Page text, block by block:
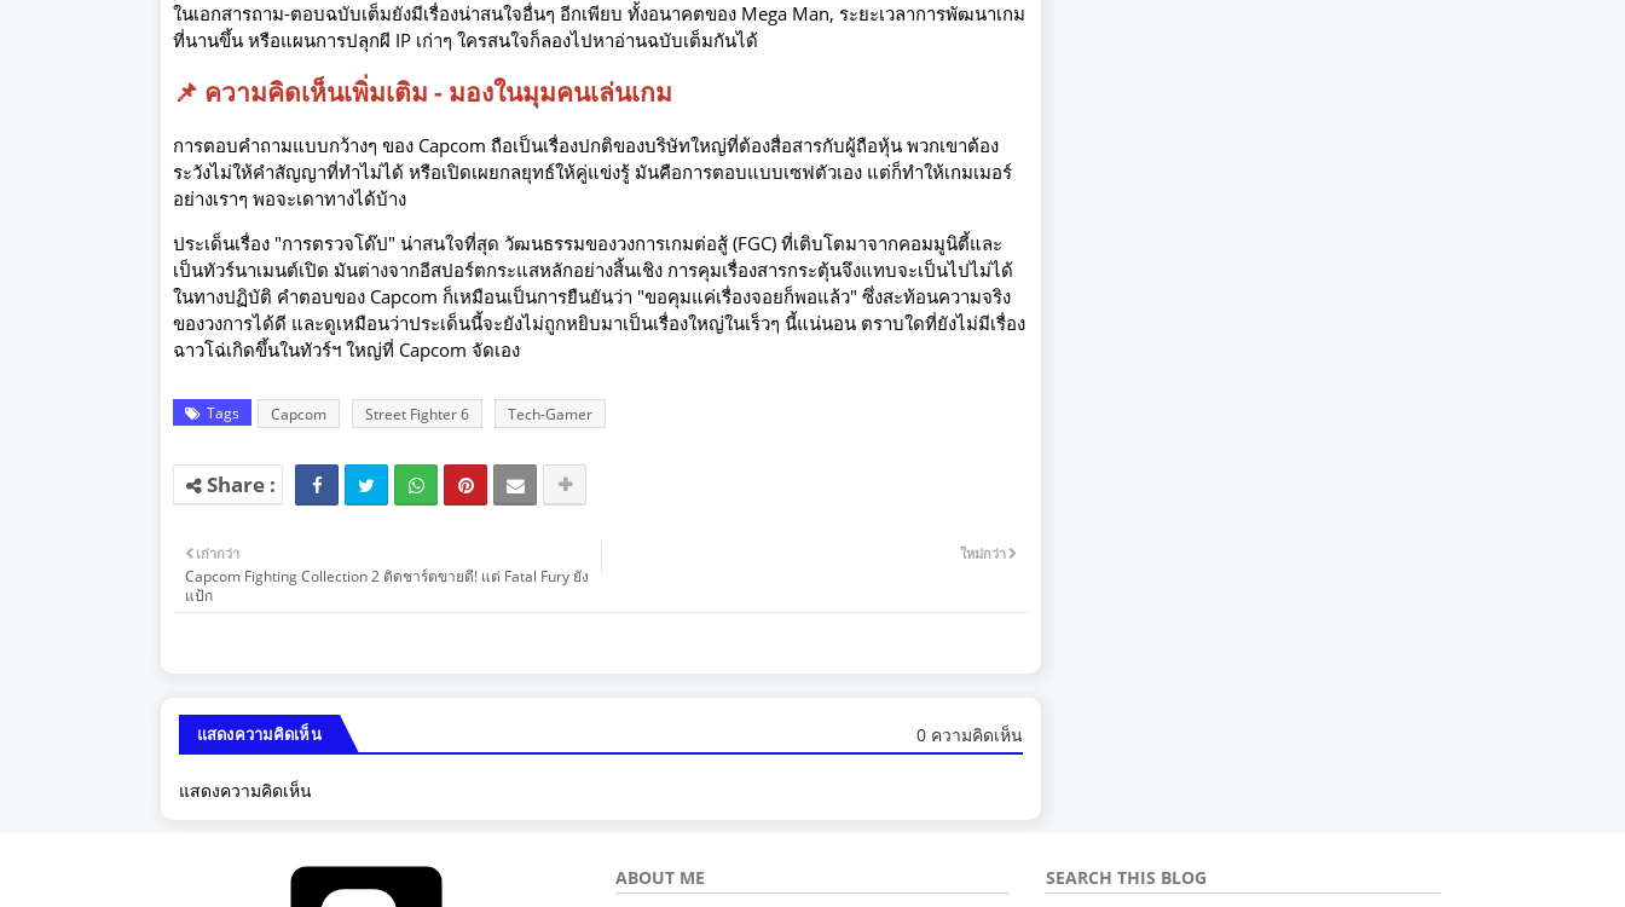
ในเอกสารถาม-ตอบฉบับเต็มยังมีเรื่องน่าสนใจอื่นๆ อีกเพียบ ทั้งอนาคตของ Mega Man, ระยะเวลาการพัฒนาเกม
ที่นานขึ้น หรือแผนการปลุกผี IP เก่าๆ ใครสนใจก็ลองไปหาอ่านฉบับเต็มกันได้
📌 ความคิดเห็นเพิ่มเติม - มองในมุมคนเล่นเกม
การตอบคำถามแบบกว้างๆ ของ Capcom ถือเป็นเรื่องปกติของบริษัทใหญ่ที่ต้องสื่อสารกับผู้ถือหุ้น พวกเขาต้อง
ระวังไม่ให้คำสัญญาที่ทำไม่ได้ หรือเปิดเผยกลยุทธ์ให้คู่แข่งรู้ มันคือการตอบแบบเซฟตัวเอง แต่ก็ทำให้เกมเมอร์
อย่างเราๆ พอจะเดาทางได้บ้าง
ประเด็นเรื่อง "การตรวจโด๊ป" น่าสนใจที่สุด วัฒนธรรมของวงการเกมต่อสู้ (FGC) ที่เติบโตมาจากคอมมูนิตี้และ
เป็นทัวร์นาเมนต์เปิด มันต่างจากอีสปอร์ตกระแสหลักอย่างสิ้นเชิง การคุมเรื่องสารกระตุ้นจึงแทบจะเป็นไปไม่ได้
ในทางปฏิบัติ คำตอบของ Capcom ก็เหมือนเป็นการยืนยันว่า "ขอคุมแค่เรื่องจอยก็พอแล้ว" ซึ่งสะท้อนความจริง
ของวงการได้ดี และดูเหมือนว่าประเด็นนี้จะยังไม่ถูกหยิบมาเป็นเรื่องใหญ่ในเร็วๆ นี้แน่นอน ตราบใดที่ยังไม่มีเรื่อง
ฉาวโฉ่เกิดขึ้นในทัวร์ฯ ใหญ่ที่ Capcom จัดเอง
Tags Capcom Street Fighter 6 Tech-Gamer
ใหม่กว่า
เก่ากว่า
Capcom Fighting Collection 2 ติดชาร์ตขายดี! แต่ Fatal Fury ยัง
แป้ก
แสดงความคิดเห็น 0 ความคิดเห็น
แสดงความคิดเห็น
ABOUT ME SEARCH THIS BLOG